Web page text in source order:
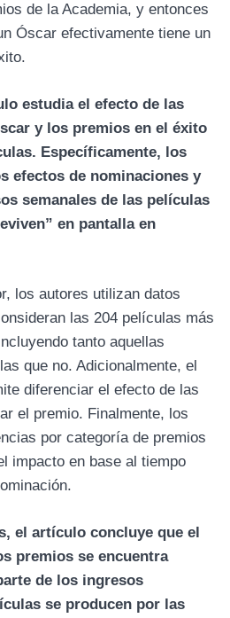
de la Academia, y entonces
Óscar efectivamente tiene un
estudia el efecto de las
y los premios en el éxito
Específicamente, los
efectos de nominaciones y
semanales de las películas
en pantalla en
los autores utilizan datos
las 204 películas más
tanto aquellas
que no. Adicionalmente, el
diferenciar el efecto de las
el premio. Finalmente, los
por categoría de premios
impacto en base al tiempo
el artículo concluye que el
premios se encuentra
de los ingresos
se producen por las